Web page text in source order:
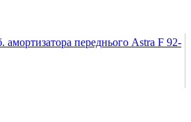
амортизатора переднього Astra F 92-